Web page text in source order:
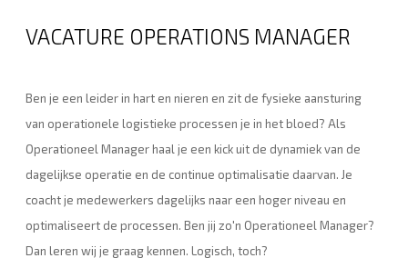
VACATURE OPERATIONS MANAGER
Ben je een leider in hart en nieren en zit de fysieke aansturing
van operationele logistieke processen je in het bloed? Als
Operationeel Manager haal je een kick uit de dynamiek van de
dagelijkse operatie en de continue optimalisatie daarvan. Je
coacht je medewerkers dagelijks naar een hoger niveau en
optimaliseert de processen. Ben jij zo'n Operationeel Manager?
Dan leren wij je graag kennen. Logisch, toch?